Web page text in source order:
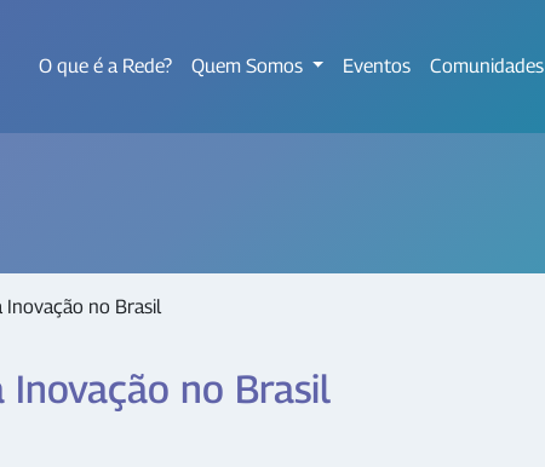
O que é a Rede? Quem Somos Eventos Comunidades
Inovação no Brasil
no Brasil